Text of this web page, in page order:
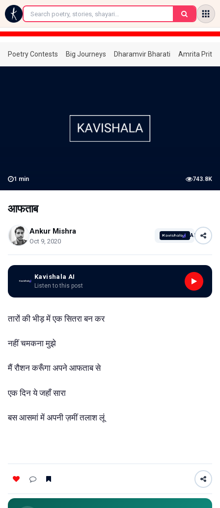
←
Poetry Contests Big Journeys Dharamvir Bharati Amrita
1 min 743.8K
आफताब
Ankur Mishra
Oct 9, 2020
AI
Kavishala AI
Listen to this post
तारों की भीड़ में एक सितरा बन कर
नहीं चमकना मुझे
मैं रौशन करूँगा अपने आफताब से
एक दिन ये जहाँ सारा
बस आसमां में अपनी ज़मीं तलाश लूं